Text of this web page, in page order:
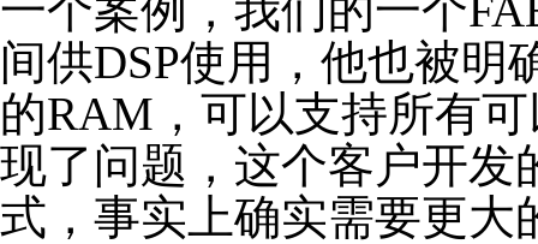
间供DSP使用，他也被明
的RAM，可以支持所有
现了问题，这个客户开发
式，事实上确实需要更大